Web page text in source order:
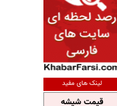
لینک های مفید
قیمت شیشه